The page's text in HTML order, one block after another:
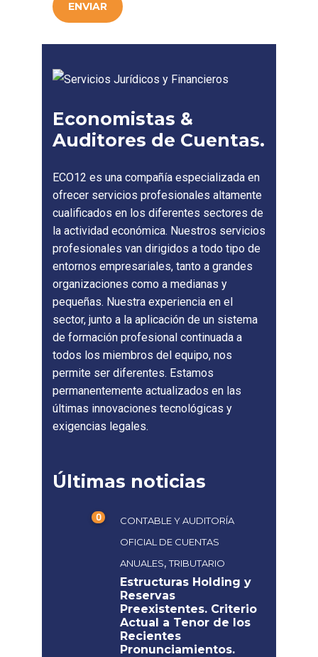
ENVIAR
Economistas &
Auditores de Cuentas.
ECO12 es una compañía especializada en
ofrecer servicios profesionales altamente
cualificados en los diferentes sectores de
la actividad económica. Nuestros servicios
profesionales van dirigidos a todo tipo de
entornos empresariales, tanto a grandes
organizaciones como a medianas y
pequeñas. Nuestra experiencia en el
sector, junto a la aplicación de un sistema
de formación profesional continuada a
todos los miembros del equipo, nos
permite ser diferentes. Estamos
permanentemente actualizados en las
últimas innovaciones tecnológicas y
exigencias legales.
Últimas noticias
0
CONTABLE Y AUDITORÍA
OFICIAL DE CUENTAS
ANUALES,TRIBUTARIO
Estructuras Holding y
Reservas
Preexistentes. Criterio
Actual a Tenor de los
Recientes
Pronunciamientos.